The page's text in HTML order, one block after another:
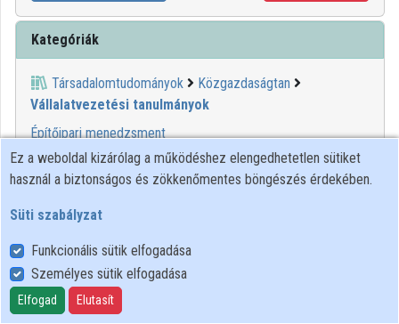
Kategóriák
Társadalomtudományok
Közgazdaságtan
Vállalatvezetési tanulmányok
Építőipari menedzsment
Erőforrás-gazdálkodás
Igazgatás
Innovációmenedzsment
Kórházmenedzsment
Környezetgazdálkodás
Létesítménygazdálkodás
Ez a weboldal kizárólag a működéshez elengedhetetlen sütiket
használ a biztonságos és zökkenőmentes böngészés érdekében.
Süti szabályzat
Funkcionális sütik elfogadása
Személyes sütik elfogadása
Elfogad Elutasít